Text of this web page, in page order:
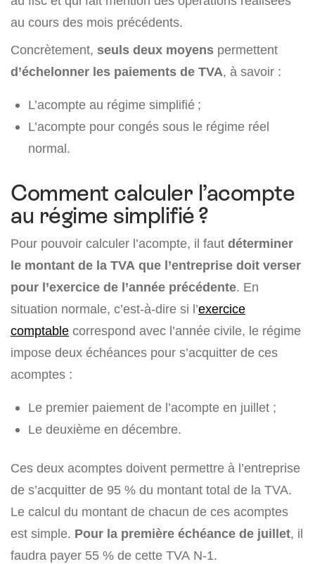
au cours des mois précédents.
Concrètement, seuls deux moyens permettent
d’échelonner les paiements de TVA, à savoir :
L’acompte au régime simplifié ;
L’acompte pour congés sous le régime réel
normal.
Comment calculer l’acompte
au régime simplifié ?
Pour pouvoir calculer l’acompte, il faut déterminer
le montant de la TVA que l’entreprise doit verser
pour l’exercice de l’année précédente. En
situation normale, c’est-à-dire si l’exercice
comptable correspond avec l’année civile, le régime
impose deux échéances pour s’acquitter de ces
acomptes :
Le premier paiement de l’acompte en juillet ;
Le deuxième en décembre.
Ces deux acomptes doivent permettre à l’entreprise
de s’acquitter de 95 % du montant total de la TVA.
Le calcul du montant de chacun de ces acomptes
est simple. Pour la première échéance de juillet, il
faudra payer 55 % de cette TVA N-1.